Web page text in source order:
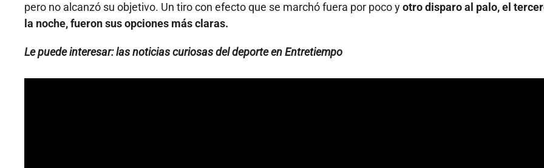
pero no alcanzó su objetivo. Un tiro con efecto que se marchó fuera por poco yotro disparo al palo, el
la noche, fueron sus opciones más claras.
Le puede interesar: las noticias curiosas del deporte en Entretiempo